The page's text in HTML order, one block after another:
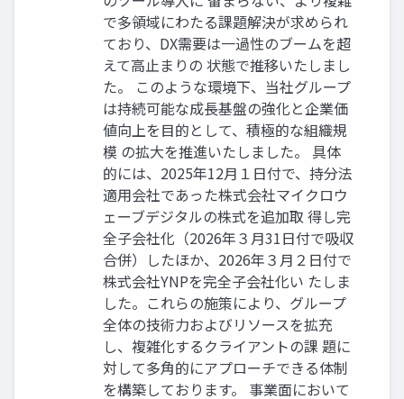
で多領域にわたる課題解決が求められ
ており、DX需要は一過性のブームを超
えて高止まりの 状態で推移いたしまし
た。 このような環境下、当社グループ
は持続可能な成長基盤の強化と企業価
値向上を目的として、積極的な組織規
模 の拡大を推進いたしました。 具体
的には、2025年12月１日付で、持分法
適用会社であった株式会社マイクロウ
ェーブデジタルの株式を追加取 得し完
全子会社化（2026年３月31日付で吸収
合併）したほか、2026年３月２日付で
株式会社YNPを完全子会社化い たしま
した。これらの施策により、グループ
全体の技術力およびリソースを拡充
し、複雑化するクライアントの課 題に
対して多角的にアプローチできる体制
を構築しております。 事業面において